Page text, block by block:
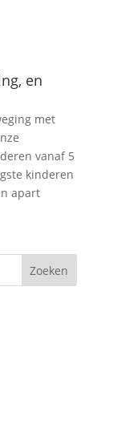
en
met
vanaf 5
kinderen
apart
Zoeken